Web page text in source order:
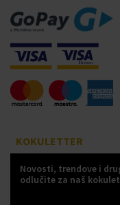
KOKULETTER
Novosti, trendove i
odlučite za naš